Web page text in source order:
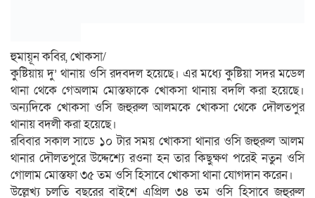
হুমায়ূন কবির, খোকসা/
কুষ্টিয়ায় দু’ থানায় ওসি রদবদল হয়েছে। এর মধ্যে কুষ্টিয়া সদর মডেল
থানা থেকে গেঅলাম মোস্তফাকে খোকসা থানায় বদলি করা হয়েছে।
অন্যদিকে খোকসা ওসি জহুরুল আলমকে খোকসা থেকে দৌলতপুর
থানায় বদলী করা হয়েছে।
রবিবার সকাল সাডে ১০ টার সময় খোকসা থানার ওসি জহুরুল আলম
থানার দৌলতপুরে উদ্দেশ্যে রওনা হন তার কিছুক্ষণ পরেই নতুন ওসি
গোলাম মোস্তফা ৩৫ তম ওসি হিসাবে খোকসা থানা যোগদান করেন।
উল্লেখ্য চলতি বছরের বাইশে এপ্রিল ৩৪ তম ওসি হিসাবে জহুরুল